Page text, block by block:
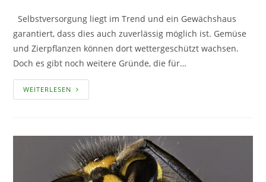
Selbstversorgung liegt im Trend und ein Gewächshaus
garantiert, dass dies auch zuverlässig möglich ist. Gemüse
und Zierpflanzen können dort wettergeschützt wachsen.
Doch es gibt noch weitere Gründe, die für…
WEITERLESEN FÜNF
GRÜNDE,
SPRECHEN